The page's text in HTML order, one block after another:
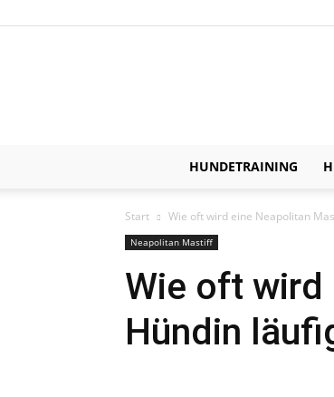
HUNDETRAINING
Start Wie oft wird eine Neapolitan
Neapolitan Mastiff
Wie oft
Hündin